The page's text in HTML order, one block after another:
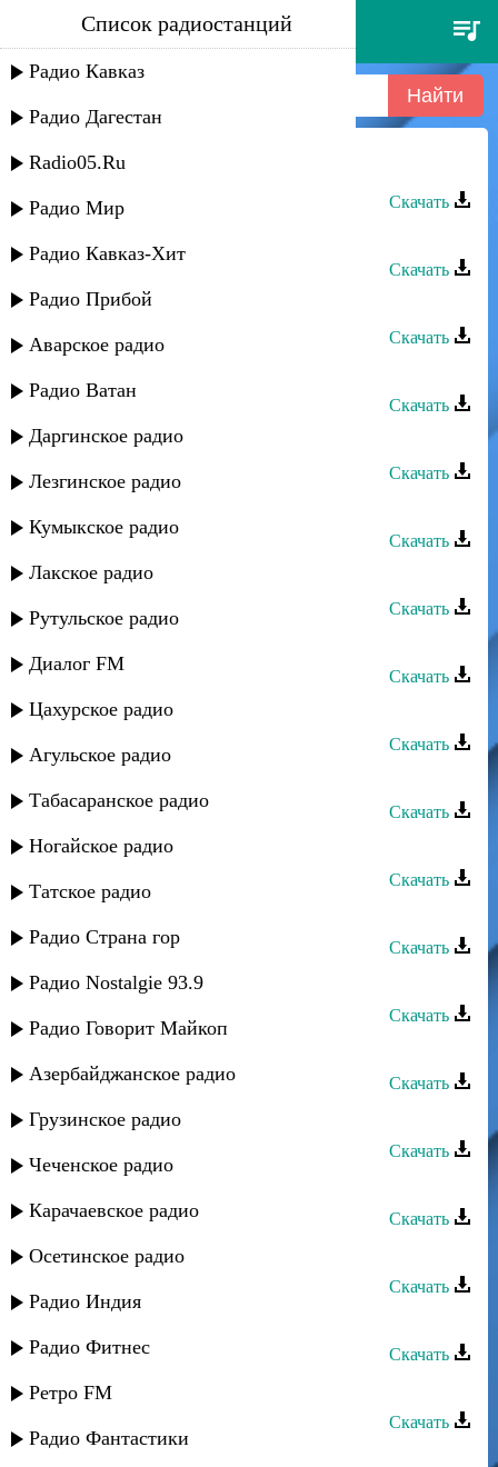
шахнабат - гузел йяр
Список радиостанций
Радио Кавказ
Радио Дагестан
Radio05.Ru
Радио Мир
Радио Кавказ-Хит
Радио Прибой
Аварское радио
Радио Ватан
Даргинское радио
Лезгинское радио
Кумыкское радио
Лакское радио
Рутульское радио
Диалог FM
Цахурское радио
Агульское радио
Табасаранское радио
Ногайское радио
Татское радио
Радио Страна гор
Радио Nostalgie 93.9
Радио Говорит Майкоп
Азербайджанское радио
Грузинское радио
Чеченское радио
Карачаевское радио
Осетинское радио
Радио Индия
Радио Фитнес
Ретро FM
Радио Фантастики
Шахнабат - Гузел йяр
Скачать
Скачать
Шахнабат - Гада
Скачать
Скачать
Шахнабат - Баскалы
Скачать
Скачать
Дустар группа - Гузел
Скачать
Скачать
Шахнабат - Эрдиз
Скачать
Скачать
Шахнабат - Халадин руш
Скачать
Скачать
Шахнабат - Марина
Скачать
Скачать
Шахнабат - Кан суна
Скачать
Скачать
Шахнабат - Зи йяр
Скачать
Скачать
Шахнабат - Вахар
Скачать
Шахнабат - Буба